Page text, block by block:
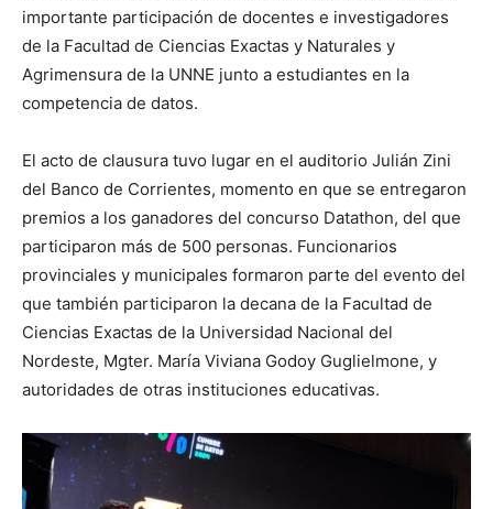
importante participación de docentes e investigadores
de la Facultad de Ciencias Exactas y Naturales y
Agrimensura de la UNNE junto a estudiantes en la
competencia de datos.
El acto de clausura tuvo lugar en el auditorio Julián Zini
del Banco de Corrientes, momento en que se entregaron
premios a los ganadores del concurso Datathon, del que
participaron más de 500 personas. Funcionarios
provinciales y municipales formaron parte del evento del
que también participaron la decana de la Facultad de
Ciencias Exactas de la Universidad Nacional del
Nordeste, Mgter. María Viviana Godoy Guglielmone, y
autoridades de otras instituciones educativas.